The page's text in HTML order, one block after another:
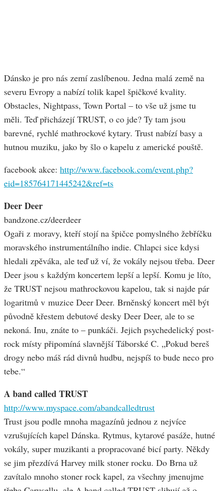
Dánsko je pro nás zemí zaslíbenou. Jedna malá země na
severu Evropy a nabízí tolik kapel špičkové kvality.
Obstacles, Nightpass, Town Portal – to vše už jsme tu
měli. Teď přicházejí TRUST, o co jde? Ty tam jsou
barevné, rychlé mathrockové kytary. Trust nabízí basy a
hutnou muziku, jako by šlo o kapelu z americké pouště.
facebook akce: http://www.facebook.com/event.php?
eid=185764171445242&ref=ts
Deer Deer
bandzone.cz/deerdeer
Ogaři z moravy, kteří stojí na špičce pomyslného žebříčku
moravského instrumentálního indie. Chlapci sice kdysi
hledali zpěváka, ale teď už ví, že vokály nejsou třeba. Deer
Deer jsou s každým koncertem lepší a lepší. Komu je líto,
že TRUST nejsou mathrockovou kapelou, tak si najde pár
logaritmů v muzice Deer Deer. Brněnský koncert měl být
původně křestem debutové desky Deer Deer, ale to se
nekoná. Inu, znáte to – punkáči. Jejich psychedelický post-
rock místy připomíná slavnější Táborské C. „Pokud bereš
drogy nebo máš rád divnů hudbu, nejspíš to bude neco pro
tebe.“
A band called TRUST
http://www.myspace.com/abandcalledtrust
Trust jsou podle mnoha magazínů jednou z nejvíce
vzrušujících kapel Dánska. Rytmus, kytarové pasáže, hutné
vokály, super muzikanti a propracované bicí party. Někdy
se jim přezdívá Harvey milk stoner rocku. Do Brna už
zavítalo mnoho stoner rock kapel, za všechny jmenujme